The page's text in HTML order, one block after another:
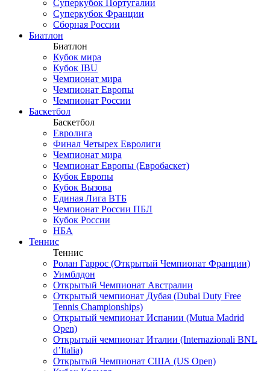
Суперкубок Португалии
Суперкубок Франции
Сборная России
Биатлон
Биатлон
Кубок мира
Кубок IBU
Чемпионат мира
Чемпионат Европы
Чемпионат России
Баскетбол
Баскетбол
Евролига
Финал Четырех Евролиги
Чемпионат мира
Чемпионат Европы (Евробаскет)
Кубок Европы
Кубок Вызова
Единая Лига ВТБ
Чемпионат России ПБЛ
Кубок России
НБА
Теннис
Теннис
Ролан Гаррос (Открытый Чемпионат Франции)
Уимблдон
Открытый Чемпионат Австралии
Открытый чемпионат Дубая (Dubai Duty Free
Tennis Championships)
Открытый чемпионат Испании (Mutua Madrid
Open)
Открытый чемпионат Италии (Internazionali BNL
d’Italia)
Открытый Чемпионат США (US Open)